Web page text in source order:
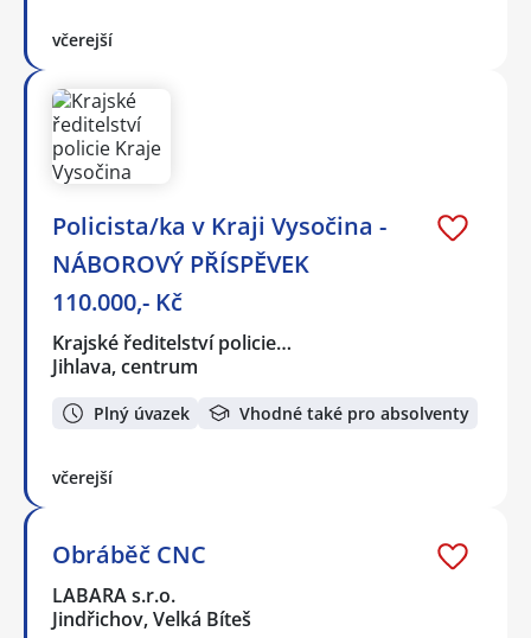
včerejší
Policista/ka v Kraji Vysočina -
NÁBOROVÝ PŘÍSPĚVEK
110.000,- Kč
Krajské ředitelství policie…
Jihlava, centrum
Plný úvazek Vhodné také pro absolventy
včerejší
Obráběč CNC
LABARA s.r.o.
Jindřichov, Velká Bíteš